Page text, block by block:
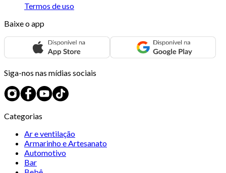
Termos de uso
Baixe o app
Siga-nos nas mídias sociais
Categorias
Ar e ventilação
Armarinho e Artesanato
Automotivo
Bar